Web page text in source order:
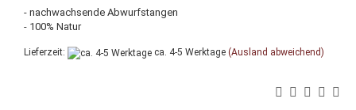
- nachwachsende Abwurfstangen
- 100% Natur
Lieferzeit: ca. 4-5 Werktage (Ausland abweichend)